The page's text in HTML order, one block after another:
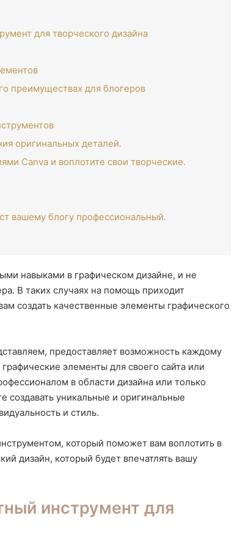
для творческого дизайна
преимуществах для блогеров
оригинальных деталей.
Canva и воплотите свои творческие.
вашему блогу профессиональный.
навыками в графическом дизайне, и не
В таких случаях на помощь приходит
создать качественные элементы графического
предоставляет возможность каждому
элементы для своего сайта или
в области дизайна или только
создавать уникальные и оригинальные
и стиль.
который поможет вам воплотить в
дизайн, который будет впечатлять вашу
инструмент для